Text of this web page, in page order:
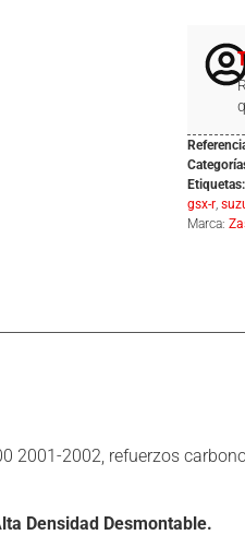
Etiquetas:
gsx-r,
Marca:
2001-2002, refuerzos
Densidad Desmontable.